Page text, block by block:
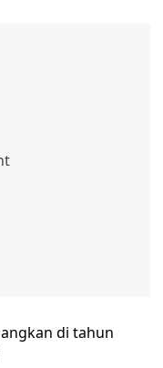
di tahun